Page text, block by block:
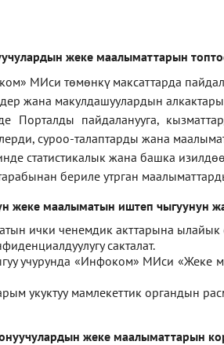
жеке маалыматтарын
МИси төмөнкү максаттарда
жана макулдашуулардын
Порталды пайдаланууга,
суроо-талаптарды жана
статистикалык жана башка
бериле утрган
жеке маалыматын иштеп чыгуунун
ички ченемдик акттарына ылайык
сакталат.
учурунда «Инфоком» МИси«Жеке
укуктуу мамлекеттик органдын
жеке маалыматтарын